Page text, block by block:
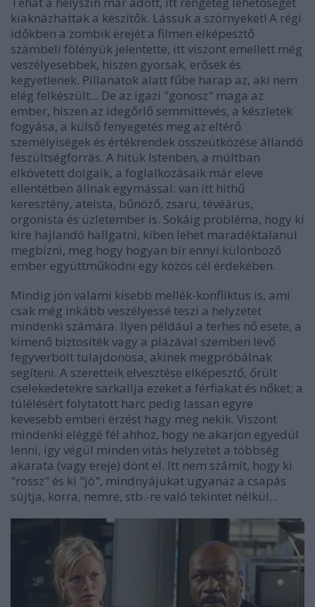
kiaknázhattak a készítők. Lássuk a szörnyeket! A régi
időkben a zombik erejét a filmen elképesztő
számbeli fölényük jelentette, itt viszont emellett még
veszélyesebbek, hiszen gyorsak, erősek és
kegyetlenek. Pillanatok alatt fűbe harap az, aki nem
elég felkészült... De az igazi "gonosz" maga az
ember, hiszen az idegőrlő semmittevés, a készletek
fogyása, a külső fenyegetés meg az eltérő
személyiségek és értékrendek összeütközése állandó
feszültségforrás. A hitük Istenben, a múltban
elkövetett dolgaik, a foglalkozásaik már eleve
ellentétben állnak egymással: van itt hithű
keresztény, ateista, bűnöző, zsaru, tévéárus,
orgonista és üzletember is. Sokáig probléma, hogy ki
kire hajlandó hallgatni, kiben lehet maradéktalanul
megbízni, meg hogy hogyan bír ennyi különböző
ember együttműködni egy közös cél érdekében.
Mindig jön valami kisebb mellék-konfliktus is, ami
csak még inkább veszélyessé teszi a helyzetet
mindenki számára. Ilyen például a terhes nő esete, a
kimenő biztosíték vagy a plázával szemben lévő
fegyverbolt tulajdonosa, akinek megpróbálnak
segíteni. A szeretteik elvesztése elképesztő, őrült
cselekedetekre sarkallja ezeket a férfiakat és nőket; a
túlélésért folytatott harc pedig lassan egyre
kevesebb emberi érzést hagy meg nekik. Viszont
mindenki eléggé fél ahhoz, hogy ne akarjon egyedül
lenni, így végül minden vitás helyzetet a többség
akarata (vagy ereje) dönt el. Itt nem számít, hogy ki
"rossz" és ki "jó", mindnyájukat ugyanaz a csapás
sújtja, korra, nemre, stb.-re való tekintet nélkül...